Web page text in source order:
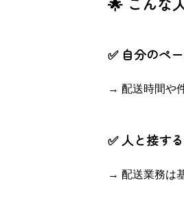
✅ 自分のペ
→ 配送時間や
✅ 人と接す
→ 配送業務は